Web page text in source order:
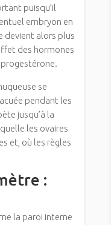
puisqu’il
embryon en
devient alors plus
des hormones
se
pendant les
jusqu’à la
les ovaires
et, où les règles
:
la paroi interne